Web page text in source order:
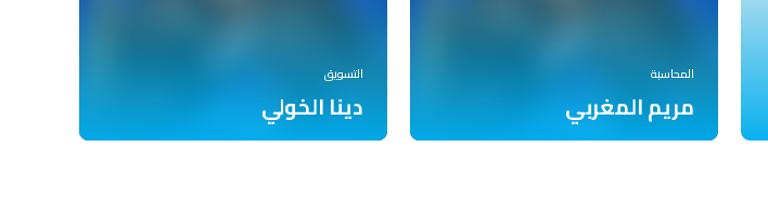
المحاسبة
مريم المغربي
التسويق
دينا الخولي